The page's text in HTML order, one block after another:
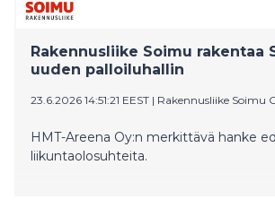
Rakennusliike Soimu rakentaa
uuden palloiluhallin
23.6.2026 14:51:21 EEST | Rakennusliike Soimu
HMT-Areena Oy:n merkittävä hanke
liikuntaolosuhteita.